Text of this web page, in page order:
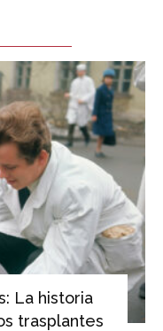
La historia
trasplantes